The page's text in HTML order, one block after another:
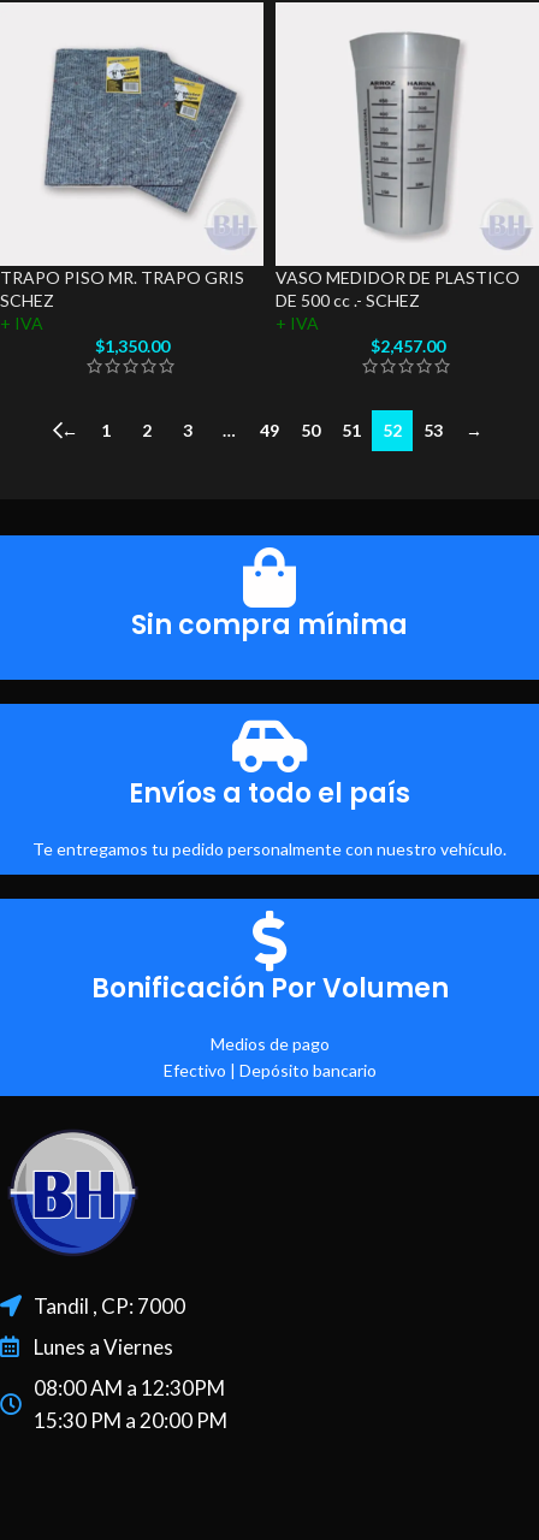
TRAPO PISO MR. TRAPO GRIS
SCHEZ
+ IVA
$1,350.00
VASO MEDIDOR DE PLASTICO
DE 500 cc .- SCHEZ
+ IVA
$2,457.00
← 1 2 3 … 49 50 51 52 53 →
Sin compra mínima
Envíos a todo el país
Te entregamos tu pedido personalmente con nuestro vehículo.
Bonificación Por Volumen
Medios de pago
Efectivo | Depósito bancario
Tandil , CP: 7000
Lunes a Viernes
08:00 AM a 12:30PM
15:30 PM a 20:00 PM